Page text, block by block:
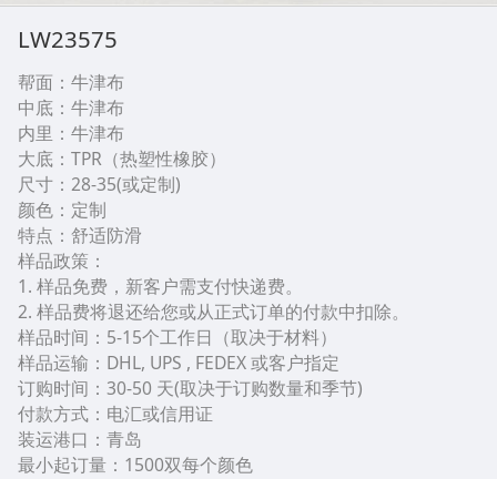
LW23575
帮面：牛津布
中底：牛津布
内里：牛津布
大底：TPR（热塑性橡胶）
尺寸：28-35(或定制)
颜色：定制
特点：舒适防滑
样品政策：
1. 样品免费，新客户需支付快递费。
2. 样品费将退还给您或从正式订单的付款中扣除。
样品时间：5-15个工作日（取决于材料）
样品运输：DHL, UPS , FEDEX 或客户指定
订购时间：30-50 天(取决于订购数量和季节)
付款方式：电汇或信用证
装运港口：青岛
最小起订量：1500双每个颜色